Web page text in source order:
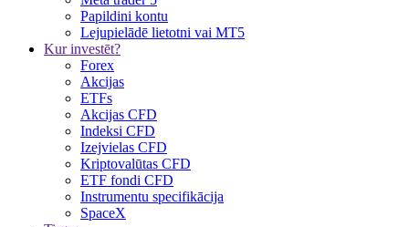
Papildini kontu
Lejupielādē lietotni vai MT5
Kur investēt?
Forex
Akcijas
ETFs
Akcijas CFD
Indeksi CFD
Izejvielas CFD
Kriptovalūtas CFD
ETF fondi CFD
Instrumentu specifikācija
SpaceX